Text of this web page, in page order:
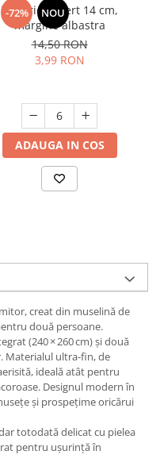
-72% NOU
Farfurie desert 14 cm,
margine albastra
14,50 RON
3,99 RON
ADAUGA IN COS
creat din muselină de
două persoane.
(240 × 260 cm) și două
Materialul ultra-fin, de
ideală atât pentru
Designul modern în
și prospețime oricărui
totodată delicat cu pielea
pentru ușurință în